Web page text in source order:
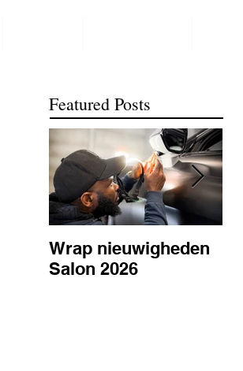
Featured Posts
Wrap nieuwigheden
Salon 2026